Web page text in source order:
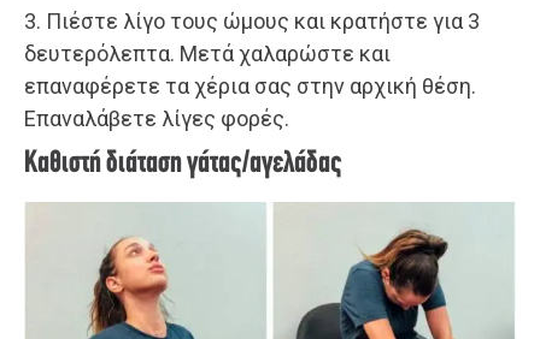
3. Πιέστε λίγο τους ώμους και κρατήστε για 3
δευτερόλεπτα. Μετά χαλαρώστε και
επαναφέρετε τα χέρια σας στην αρχική θέση.
Επαναλάβετε λίγες φορές.
Καθιστή διάταση γάτας/αγελάδας